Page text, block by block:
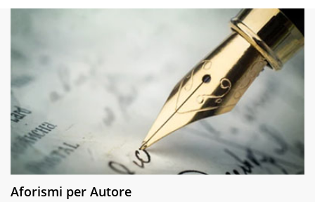
Aforismi per Autore